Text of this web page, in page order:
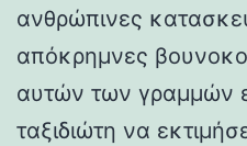
ανθρώπινες
απόκρημνες
αυτών των γραμμών
ταξιδιώτη να